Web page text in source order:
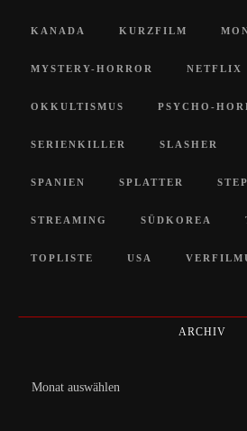
KANADA KURZFILM
MYSTERY-HORROR NETFLIX
OKKULTISMUS PSYCHO-
SERIENKILLER SLASHER
SPANIEN SPLATTER
STREAMING SÜDKOREA
TOPLISTE USA
ARCHIV
Archiv